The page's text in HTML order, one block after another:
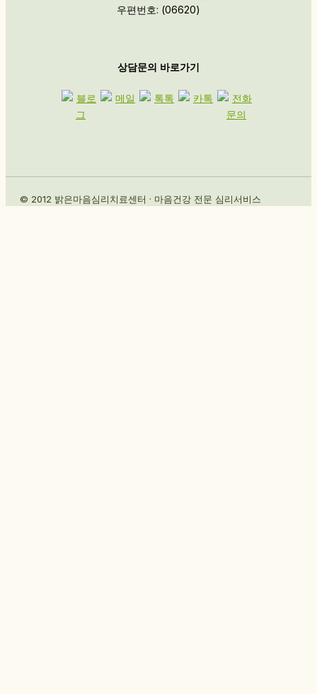
우편번호: (06620)
상담문의 바로가기
© 2012 밝은마음심리치료센터 · 마음건강 전문 심리서비스